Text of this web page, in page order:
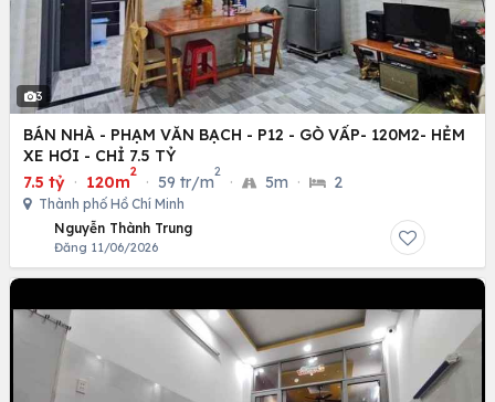
3
BÁN NHÀ - PHẠM VĂN BẠCH - P12 - GÒ VẤP- 120M2- HẺM
XE HƠI - CHỈ 7.5 TỶ
7.5 tỷ · 120m
2
· 59 tr/m
2
· 5m · 2
Thành phố Hồ Chí Minh
Nguyễn Thành Trung
Đăng 11/06/2026